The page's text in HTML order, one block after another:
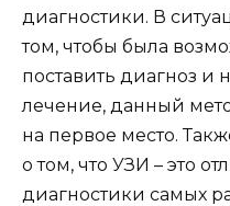
диагностики. В
том, чтобы была
поставить диагноз и
лечение, данный
на первое место.
о том, что УЗИ – это
диагностики самых